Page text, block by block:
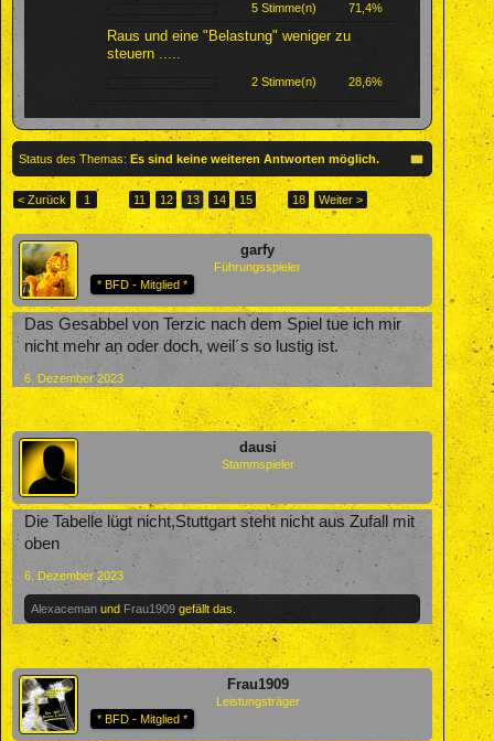
5 Stimme(n) 71,4%
Raus und eine "Belastung" weniger zu
steuern .....
2 Stimme(n) 28,6%
Status des Themas: Es sind keine weiteren Antworten möglich.
< Zurück 1 ← 11 12 13 14 15 → 18 Weiter >
garfy
Führungsspieler
* BFD - Mitglied *
Das Gesabbel von Terzic nach dem Spiel tue ich mir
nicht mehr an oder doch, weil´s so lustig ist.
6. Dezember 2023
dausi
Stammspieler
Die Tabelle lügt nicht,Stuttgart steht nicht aus Zufall mit
oben
6. Dezember 2023
Alexaceman und Frau1909 gefällt das.
Frau1909
Leistungsträger
* BFD - Mitglied *